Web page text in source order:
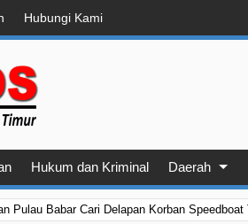
Hubungi Kami
Hukum dan Kriminal Daerah
Pulau Babar Cari Delapan Korban Speedboat